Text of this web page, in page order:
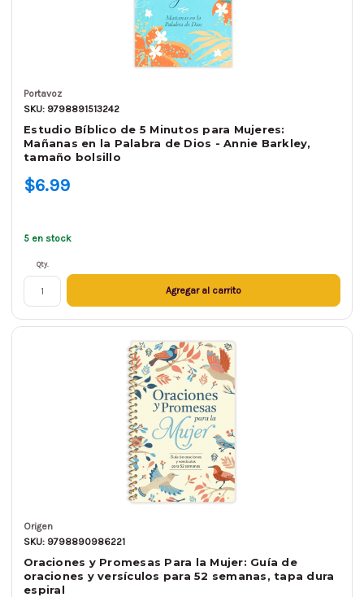
Portavoz
SKU: 9798891513242
Estudio Bíblico de 5 Minutos para Mujeres:
Mañanas en la Palabra de Dios - Annie Barkley,
tamaño bolsillo
$6.99
5 en stock
Qty.
Agregar al carrito
Origen
SKU: 9798890986221
Oraciones y Promesas Para la Mujer: Guía de
oraciones y versículos para 52 semanas, tapa dura
espiral